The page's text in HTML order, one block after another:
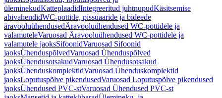
üleminekudKatteplaadidIntegreeritud juhtnupudKäsitsemise
abivahendidWC-pottide, pissuaaride ja bideede
äravooluühendusedÄravooluühendused WC-pottidele ja
valamuteleVaruosad Äravooluühendused WC-pottidele ja
valamutele jaoksSifoonidVaruosad Sifoonid
jaoksÜhenduspõlvedVaruosad Ühenduspõlved
jaoksÜhendusotsakudVaruosad Ühendusotsakud
jaoksÜhenduskomplektidVaruosad Ühenduskomplektid
jaoksLoputuspõlve pikendusedVaruosad Loputuspõlve pikendused
jaoksÜhendused PVC-stVaruosad Ühendused PVC-st